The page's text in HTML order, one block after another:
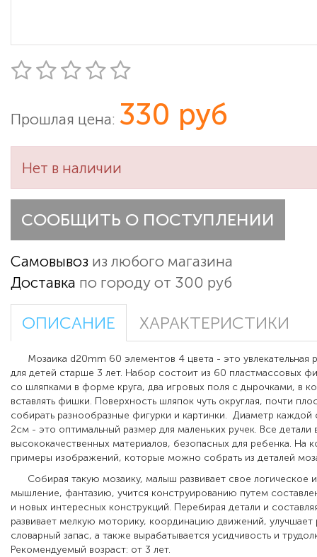
Прошлая цена: 330 руб
Нет в наличии
СООБЩИТЬ О ПОСТУПЛЕНИИ
Самовывоз из любого магазина
Доставка по городу от 300 руб
ОПИСАНИЕ ХАРАКТЕРИСТИКИ
Мозаика d20mm 60 элементов 4 цвета - это увлекательная
для детей старше 3 лет. Набор состоит из 60 пластмассовых
со шляпками в форме круга, два игровых поля с дырочками, в
вставлять фишки. Поверхность шляпок чуть округлая, почти
собирать разнообразные фигурки и картинки. Диаметр каждой
2см - это оптимальный размер для маленьких ручек. Все детали
высококачественных материалов, безопасных для ребенка. На
примеры изображений, которые можно собрать из деталей
Собирая такую мозаику, малыш развивает свое логическое
мышление, фантазию, учится конструированию путем
и новых интересных конструкций. Перебирая детали и
развивает мелкую моторику, координацию движений, улучшает
словарный запас, а также вырабатывается усидчивость и
Рекомендуемый возраст: от 3 лет.